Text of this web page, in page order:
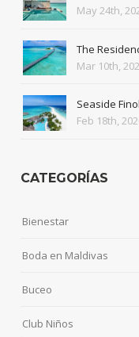
May 24th,
The
Mar 10th,
Seaside
Feb 18th,
CATEGORÍAS
Bienestar
Boda en Maldivas
Buceo
Club Niños